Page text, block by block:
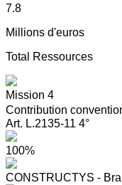
7.8
Millions d'euros
Total Ressources
Mission 4
Contribution
Art. L.2135-11 4°
100%
CONSTRUCTYS -